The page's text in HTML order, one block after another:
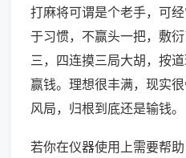
打麻将可谓是个老手，可
于习惯，不赢头一把，敷
三，四连摸三局大胡，按
赢钱。理想很丰满，现实
风局，归根到底还是输钱。
若你在仪器使用上需要帮